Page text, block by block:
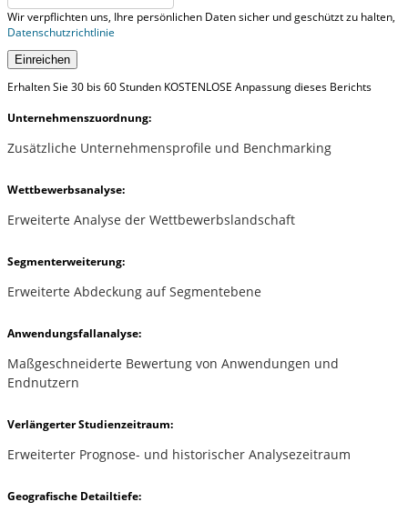
Wir verpflichten uns, Ihre persönlichen Daten sicher und geschützt zu halten,
Datenschutzrichtlinie
Einreichen
Erhalten Sie 30 bis 60 Stunden KOSTENLOSE Anpassung dieses Berichts
Unternehmenszuordnung:
Zusätzliche Unternehmensprofile und Benchmarking
Wettbewerbsanalyse:
Erweiterte Analyse der Wettbewerbslandschaft
Segmenterweiterung:
Erweiterte Abdeckung auf Segmentebene
Anwendungsfallanalyse:
Maßgeschneiderte Bewertung von Anwendungen und
Endnutzern
Verlängerter Studienzeitraum:
Erweiterter Prognose- und historischer Analysezeitraum
Geografische Detailtiefe: